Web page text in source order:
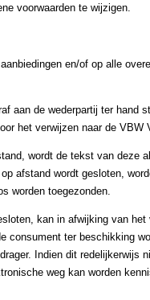
voorwaarden te wijzigen.
en/of op alle
aan de wederpartij ter hand
het verwijzen naar de
wordt de tekst van deze
afstand wordt gesloten,
worden toegezonden.
kan in afwijking van
consument ter beschikking
Indien dit
weg kan worden